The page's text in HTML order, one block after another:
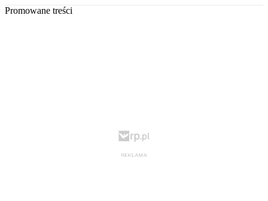
Promowane treści